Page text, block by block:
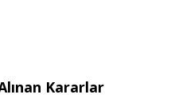
Kararlar